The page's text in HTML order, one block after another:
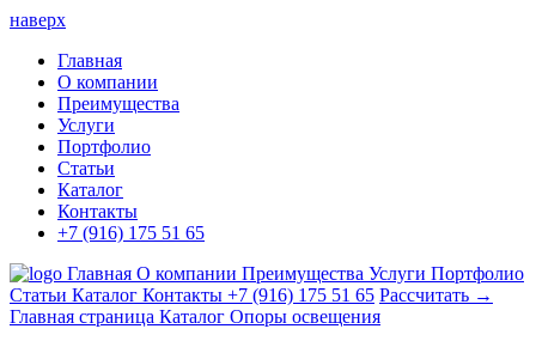
наверх
Главная
О компании
Преимущества
Услуги
Портфолио
Статьи
Каталог
Контакты
+7 (916) 175 51 65
Главная О компании Преимущества Услуги Портфолио
Статьи Каталог Контакты +7 (916) 175 51 65 Рассчитать →
Главная страница Каталог Опоры освещения